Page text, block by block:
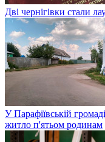
Дві чернігівки стали
У Парафіївській
житло п'ятьом родинам